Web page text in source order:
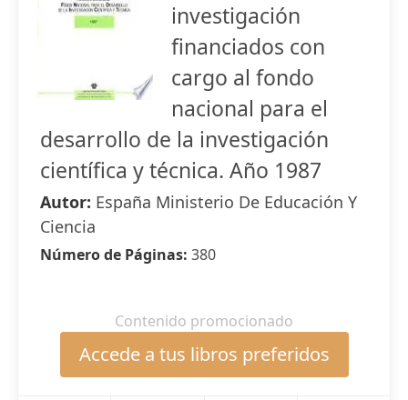
investigación
financiados con
cargo al fondo
nacional para el
desarrollo de la investigación
científica y técnica. Año 1987
Autor: España Ministerio De Educación Y
Ciencia
Número de Páginas: 380
Contenido promocionado
Accede a tus libros preferidos